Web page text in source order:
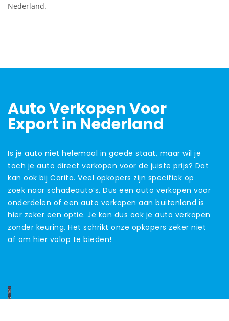
Nederland.
Auto Verkopen Voor
Export in Nederland
Is je auto niet helemaal in goede staat, maar wil je
toch je auto direct verkopen voor de juiste prijs? Dat
kan ook bij Carito. Veel opkopers zijn specifiek op
zoek naar schadeauto’s. Dus een auto verkopen voor
onderdelen of een auto verkopen aan buitenland is
hier zeker een optie. Je kan dus ook je auto verkopen
zonder keuring. Het schrikt onze opkopers zeker niet
af om hier volop te bieden!